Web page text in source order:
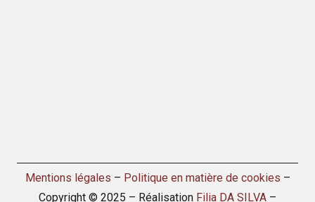
Mentions légales – Politique en matière de cookies –
Copyright © 2025 – Réalisation Filia DA SILVA –